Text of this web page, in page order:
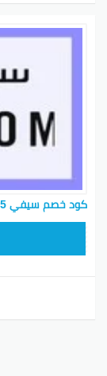
كود خصم سيفي 25 على الأحذية لأشهر الماركات العالمية